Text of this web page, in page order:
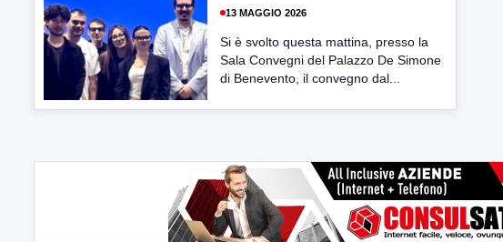
13 MAGGIO 2026
Si è svolto questa mattina, presso la
Sala Convegni del Palazzo De Simone
di Benevento, il convegno dal...